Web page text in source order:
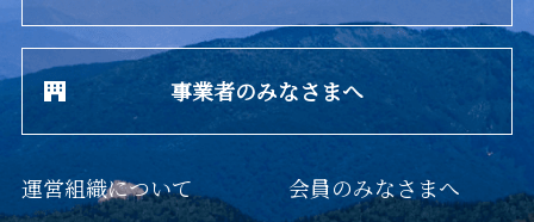
事業者のみなさまへ
運営組織について
会員のみなさまへ